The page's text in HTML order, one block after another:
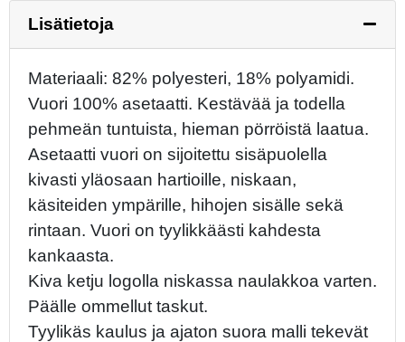
Lisätietoja
Materiaali: 82% polyesteri, 18% polyamidi.
Vuori 100% asetaatti. Kestävää ja todella
pehmeän tuntuista, hieman pörröistä laatua.
Asetaatti vuori on sijoitettu sisäpuolella
kivasti yläosaan hartioille, niskaan,
käsiteiden ympärille, hihojen sisälle sekä
rintaan. Vuori on tyylikkäästi kahdesta
kankaasta.
Kiva ketju logolla niskassa naulakkoa varten.
Päälle ommellut taskut.
Tyylikäs kaulus ja ajaton suora malli tekevät